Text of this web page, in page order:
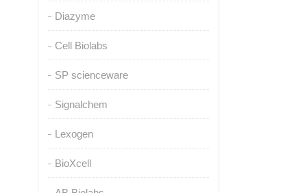
Diazyme
Cell Biolabs
SP scienceware
Signalchem
Lexogen
BioXcell